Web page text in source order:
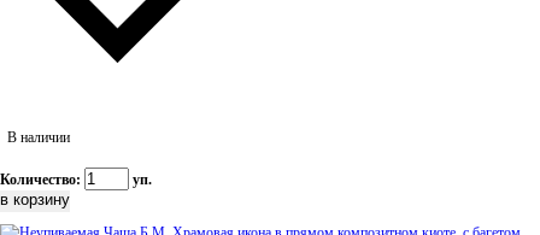
В наличии
Количество: уп.